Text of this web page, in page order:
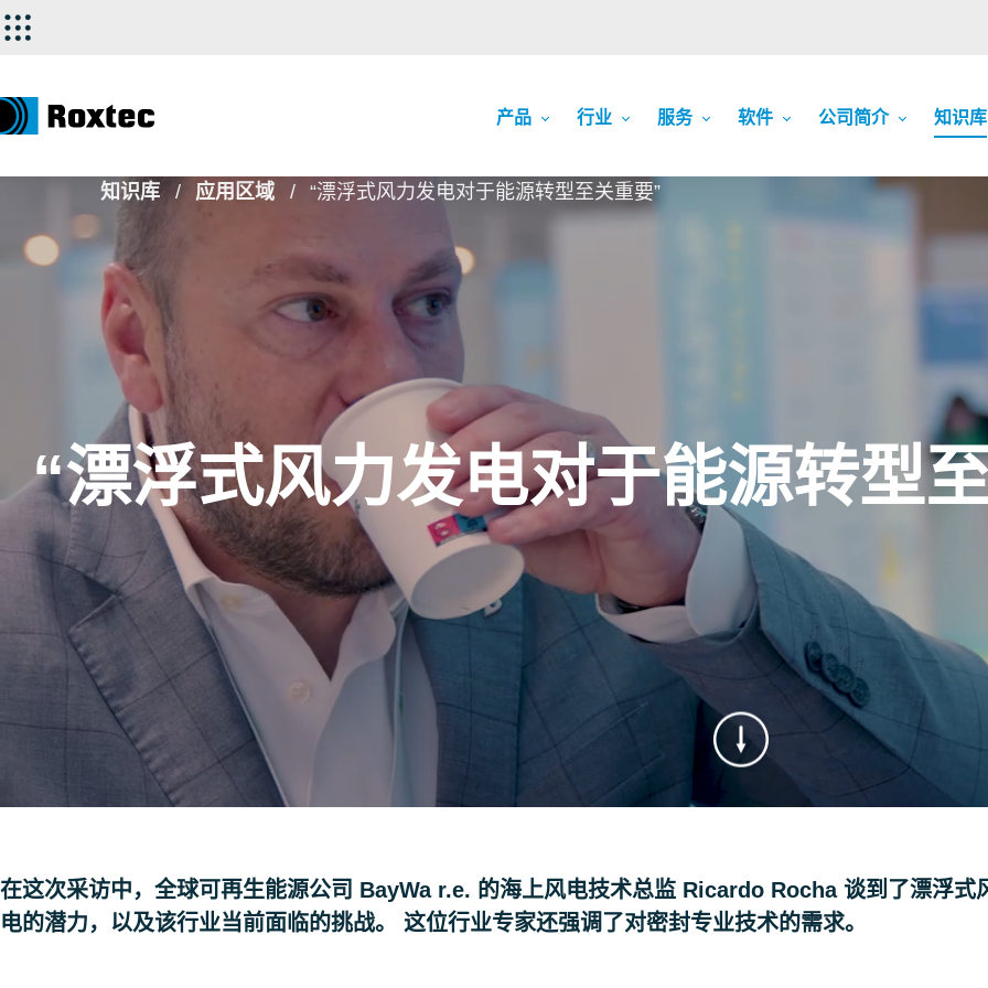
产品 行业 服务 软件 公司简介 知识库
知识库 应用区域 “漂浮式风力发电对于能源转型至关重要”
“漂浮式风力发电对于能源转型
在这次采访中，全球可再生能源公司 BayWa r.e. 的海上风电技术总监 Ricardo Rocha 谈到了漂浮式
电的潜力，以及该行业当前面临的挑战。 这位行业专家还强调了对密封专业技术的需求。